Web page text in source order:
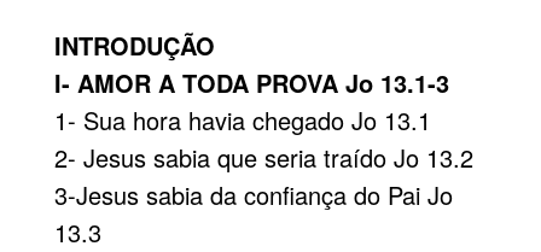
INTRODUÇÃO
I- AMOR A TODA PROVA Jo 13.1-3
1- Sua hora havia chegado Jo 13.1
2- Jesus sabia que seria traído Jo 13.2
3-Jesus sabia da confiança do Pai Jo
13.3